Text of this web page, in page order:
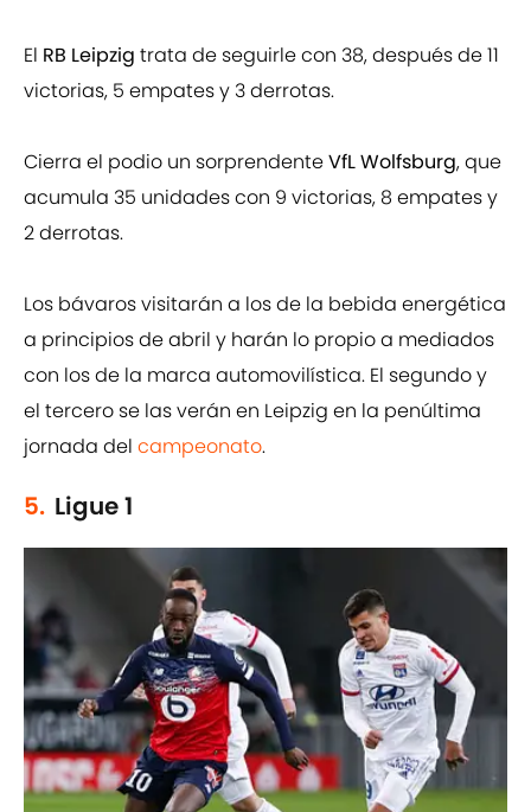
El RB Leipzig trata de seguirle con 38, después de 11
victorias, 5 empates y 3 derrotas.
Cierra el podio un sorprendenteVfL Wolfsburg, que
acumula 35 unidades con 9 victorias, 8 empates y
2 derrotas.
Los bávaros visitarán a los de la bebida energética
a principios de abril y harán lo propio a mediados
con los de la marca automovilística. El segundo y
el tercero se las verán en Leipzig en la penúltima
jornada del campeonato.
5. Ligue 1